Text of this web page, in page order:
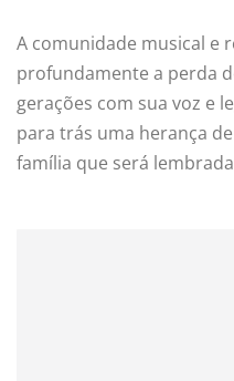
A comunidade musical e
profundamente a perda
gerações com sua voz e
para trás uma herança
família que será